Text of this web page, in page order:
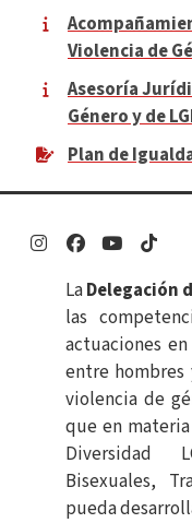
Violencia de
Asesoría
Género y de
Plan de
EnlaceEnlaceEnlaceEnlace
LaDelegación
las
actuaciones
entre hombres
violencia de
que en
Diversidad
Bisexuales,
pueda